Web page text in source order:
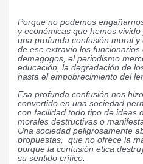
Porque no podemos
y económicas que hemos
una profunda confusión moral
de ese extravío los
demagogos, el periodismo
educación, la degradación de
hasta el empobrecimiento del
Esa profunda confusión nos
convertido en una sociedad
con facilidad todo tipo de ideas
morales destructivas o
Una sociedad peligrosamente
propuestas, que no ofrece la
porque la confusión ética
su sentido crítico.